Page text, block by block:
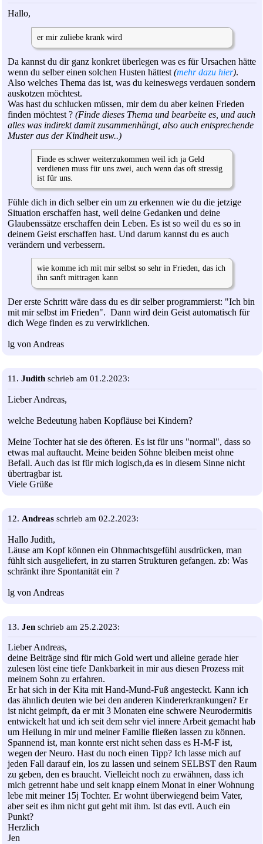
Hallo,
er mir zuliebe krank wird
Da kannst du dir ganz konkret überlegen was es für Ursachen hätte
wenn du selber einen solchen Husten hättest (mehr dazu hier).
Also welches Thema das ist, was du keineswegs verdauen sondern
auskotzen möchtest.
Was hast du schlucken müssen, mir dem du aber keinen Frieden
finden möchtest ? (Finde dieses Thema und bearbeite es, und auch
alles was indirekt damit zusammenhängt, also auch entsprechende
Muster aus der Kindheit usw..)
Finde es schwer weiterzukommen weil ich ja Geld
verdienen muss für uns zwei, auch wenn das oft stressig
ist für uns.
Fühle dich in dich selber ein um zu erkennen wie du die jetzige
Situation erschaffen hast, weil deine Gedanken und deine
Glaubenssätze erschaffen dein Leben. Es ist so weil du es so in
deinem Geist erschaffen hast. Und darum kannst du es auch
verändern und verbessern.
wie komme ich mit mir selbst so sehr in Frieden, das ich
ihn sanft mittragen kann
Der erste Schritt wäre dass du es dir selber programmierst: "Ich bin
mit mir selbst im Frieden". Dann wird dein Geist automatisch für
dich Wege finden es zu verwirklichen.
lg von Andreas
11. Judith schrieb am 01.2.2023:
Lieber Andreas,
welche Bedeutung haben Kopfläuse bei Kindern?
Meine Tochter hat sie des öfteren. Es ist für uns "normal", dass so
etwas mal auftaucht. Meine beiden Söhne bleiben meist ohne
Befall. Auch das ist für mich logisch,da es in diesem Sinne nicht
übertragbar ist.
Viele Grüße
12. Andreas schrieb am 02.2.2023:
Hallo Judith,
Läuse am Kopf können ein Ohnmachtsgefühl ausdrücken, man
fühlt sich ausgeliefert, in zu starren Strukturen gefangen. zb: Was
schränkt ihre Spontanität ein ?
lg von Andreas
13. Jen schrieb am 25.2.2023:
Lieber Andreas,
deine Beiträge sind für mich Gold wert und alleine gerade hier
zulesen löst eine tiefe Dankbarkeit in mir aus diesen Prozess mit
meinem Sohn zu erfahren.
Er hat sich in der Kita mit Hand-Mund-Fuß angesteckt. Kann ich
das ähnlich deuten wie bei den anderen Kindererkrankungen? Er
ist nicht geimpft, da er mit 3 Monaten eine schwere Neurodermitis
entwickelt hat und ich seit dem sehr viel innere Arbeit gemacht hab
um Heilung in mir und meiner Familie fließen lassen zu können.
Spannend ist, man konnte erst nicht sehen dass es H-M-F ist,
wegen der Neuro. Hast du noch einen Tipp? Ich lasse mich auf
jeden Fall darauf ein, los zu lassen und seinem SELBST den Raum
zu geben, den es braucht. Vielleicht noch zu erwähnen, dass ich
mich getrennt habe und seit knapp einem Monat in einer Wohnung
lebe mit meiner 15j Tochter. Er wohnt überwiegend beim Vater,
aber seit es ihm nicht gut geht mit ihm. Ist das evtl. Auch ein
Punkt?
Herzlich
Jen